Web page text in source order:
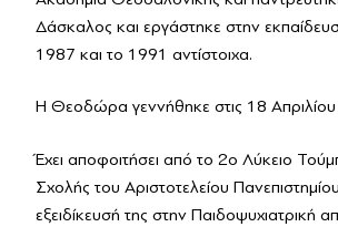
Δάσκαλος και εργάστηκε στην
1987 και το 1991 αντίστοιχα.
Η Θεοδώρα γεννήθηκε στις 18
Έχει αποφοιτήσει από το 2ο Λύκειο
Σχολής του Αριστοτελείου
εξειδίκευσή της στην